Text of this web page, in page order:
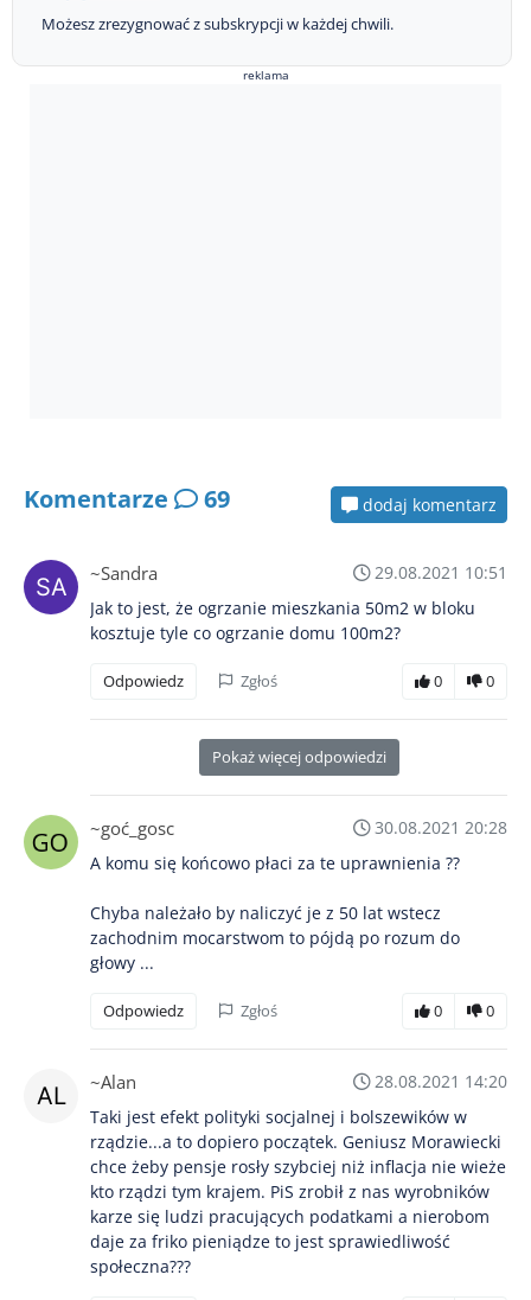
Możesz zrezygnować z subskrypcji w każdej chwili.
reklama
Komentarze 69 dodaj komentarz
~Sandra
29.08.2021 10:51
Jak to jest, że ogrzanie mieszkania 50m2 w bloku
kosztuje tyle co ogrzanie domu 100m2?
Odpowiedz Zgłoś 0 0
Pokaż więcej odpowiedzi
~goć_gosc
30.08.2021 20:28
A komu się końcowo płaci za te uprawnienia ??
Chyba należało by naliczyć je z 50 lat wstecz
zachodnim mocarstwom to pójdą po rozum do
głowy ...
Odpowiedz Zgłoś 0 0
~Alan
28.08.2021 14:20
Taki jest efekt polityki socjalnej i bolszewików w
rządzie...a to dopiero początek. Geniusz Morawiecki
chce żeby pensje rosły szybciej niż inflacja nie wieże
kto rządzi tym krajem. PiS zrobił z nas wyrobników
karze się ludzi pracujących podatkami a nierobom
daje za friko pieniądze to jest sprawiedliwość
społeczna???